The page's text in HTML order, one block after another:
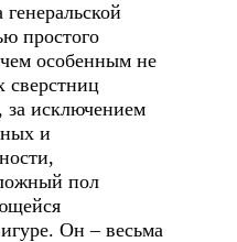
простого
особенным не
сверстниц
за исключением
и
пол
Он – весьма